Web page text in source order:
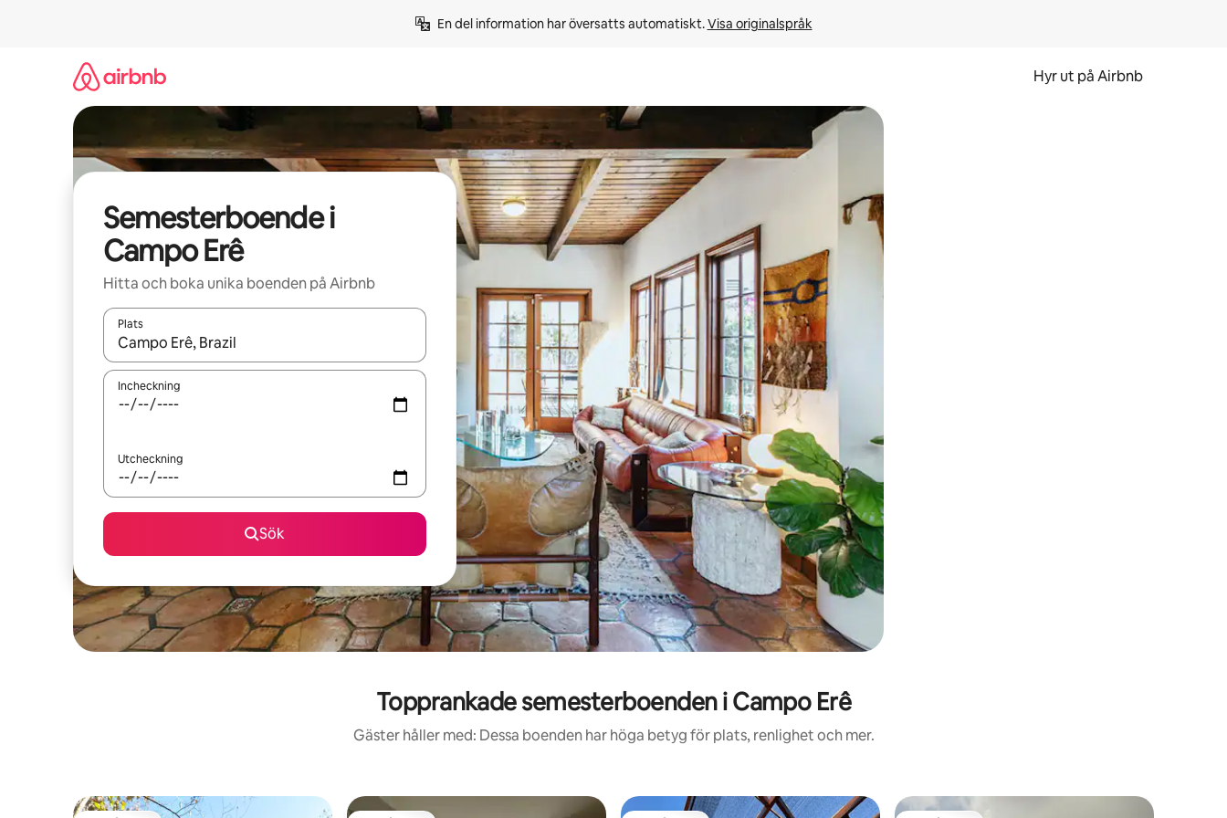
En del information har översatts automatiskt. Visa originalspråk
Hyr ut på Airbnb
Semesterboende i
Campo Erê
Hitta och boka unika boenden på Airbnb
Plats
När resultaten är tillgängliga kan du navigera med upp- och nedåtpilarna eller utforska genom att trycka eller svepa.
Incheckning
Utcheckning
Sök
Topprankade semesterboenden i Campo Erê
Gäster håller med: Dessa boenden har höga betyg för plats, renlighet och mer.